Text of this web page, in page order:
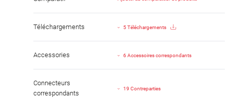
Téléchargements 5 Téléchargements
Accessories 6 Accessoires correspondants
Connecteurs
correspondants
19 Contreparties